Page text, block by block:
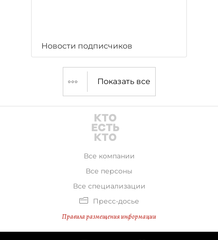
Новости подписчиков
Показать все
Все компании
Все персоны
Все специализации
Пресс-досье
Правила размещения информации